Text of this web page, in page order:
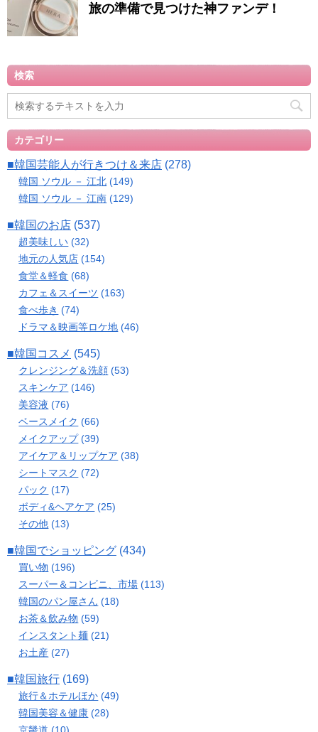
旅の準備で見つけた神ファンデ！
検索
カテゴリー
■韓国芸能人が行きつけ＆来店 (278)
韓国 ソウル － 江北 (149)
韓国 ソウル － 江南 (129)
■韓国のお店 (537)
超美味しい (32)
地元の人気店 (154)
食堂＆軽食 (68)
カフェ＆スイーツ (163)
食べ歩き (74)
ドラマ＆映画等ロケ地 (46)
■韓国コスメ (545)
クレンジング＆洗顔 (53)
スキンケア (146)
美容液 (76)
ベースメイク (66)
メイクアップ(39)
アイケア＆リップケア (38)
シートマスク (72)
パック (17)
ボディ&ヘアケア (25)
その他 (13)
■韓国でショッピング (434)
買い物 (196)
スーパー＆コンビニ、市場 (113)
韓国のパン屋さん (18)
お茶＆飲み物 (59)
インスタント麺 (21)
お土産 (27)
■韓国旅行 (169)
旅行＆ホテルほか (49)
韓国美容＆健康 (28)